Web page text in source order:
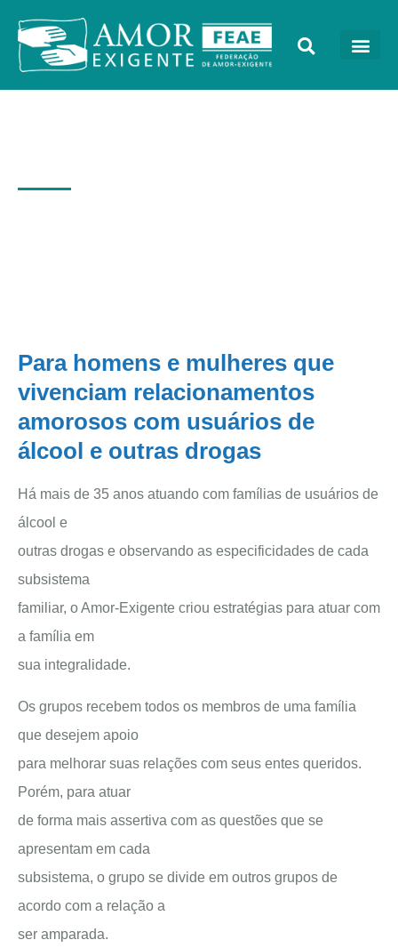
Para homens e mulheres que
vivenciam relacionamentos
amorosos com usuários de
álcool e outras drogas
Há mais de 35 anos atuando com famílias de usuários de
álcool e
outras drogas e observando as especificidades de cada
subsistema
familiar, o Amor-Exigente criou estratégias para atuar com
a família em
sua integralidade.
Os grupos recebem todos os membros de uma família
que desejem apoio
para melhorar suas relações com seus entes queridos.
Porém, para atuar
de forma mais assertiva com as questões que se
apresentam em cada
subsistema, o grupo se divide em outros grupos de
acordo com a relação a
ser amparada.